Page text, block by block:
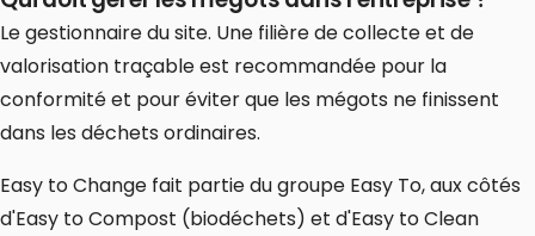
Le gestionnaire du site. Une filière de collecte et de
valorisation traçable est recommandée pour la
conformité et pour éviter que les mégots ne finissent
dans les déchets ordinaires.
Easy to Change fait partie du groupe Easy To, aux côtés
d'Easy to Compost (biodéchets) et d'Easy to Clean